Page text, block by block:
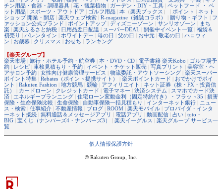
チン用品・食器・調理器具 | 花・観葉植物 | ガーデン・DIY・工具 | ペットフード ・ ペ
ット用品 | スポーツ・アウトドア | ゴルフ用品 | 本 （楽天ブックス ） | ポイント | ネット
ショップ 開業・開店 | 楽天ウェブ検索 | R-magazine（雑誌コラボ） | 贈り物・ギフト | フ
ァッション公式ブランド | ポイントアップ| ディズニーゾーン | サンリオゾーン | まち
楽 | 楽天ふるさと納税 | 日用品翌日配達 | スーパーDEAL | 開催中イベント一覧 | 福袋＆
初売り | バレンタイン | ホワイトデー | 母の日 | 父の日 | お中元 | 敬老の日 | ハロウィ
ン | お歳暮 | クリスマス | おせち | ランキング
【楽天グループ】
楽天市場 | 旅行・ホテル予約・航空券 | 本・DVD・CD | 電子書籍 楽天Kobo | ゴルフ場予
約 | レシピ | 車検見積もり・予約 | イベント・チケット販売 | 写真プリント | 美容室・ヘ
アサロン予約 | 女性向け健康管理サービス | 物流委託・アウトソーシング | 楽天スーパー
ポイント特集 | Rebates（ポイント提携サイト） | 楽天ポイントカード | おでかけでポイ
ント | Rakuten Fashion | 地方競馬 | 競輪 | アフィリエイト | ネット証券（株・FX・投資信
託）
| カードローン | クレジットカード | 電子マネー | 決済システム | スマホでカード決
済 | エネルギープランニング | 住宅ローン変動金利（固定特約付き）・フラット35 | 損害
保険・生命保険比較 | 生命保険 | 自動車保険一括見積もり | インターネット銀行 | ニュー
ス・検索 | 仕事紹介 | 不動産情報 | ブログ | ROOM | 楽天モバイル | プロバイダ・インタ
ーネット接続 | 無料通話＆メッセージアプリ | 電話アプリ | 動画配信 | 占い | toto・
BIG | 宝くじ（ナンバーズ4・ナンバーズ3） | 楽天イーグルス | 楽天グループ サービス一
覧
個人情報保護方針
© Rakuten Group, Inc.